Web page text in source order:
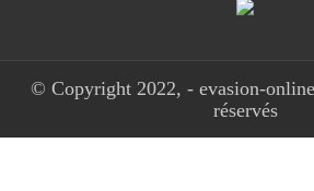
© Copyright 2022, - evasion-
réservés